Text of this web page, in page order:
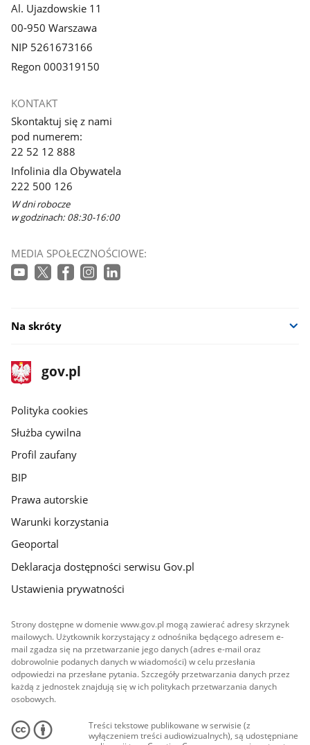
Al. Ujazdowskie 11
00-950 Warszawa
NIP 5261673166
Regon 000319150
KONTAKT
Skontaktuj się z nami
pod numerem:
22 52 12 888
Infolinia dla Obywatela
222 500 126
W dni robocze
w godzinach: 08:30-16:00
MEDIA SPOŁECZNOŚCIOWE:
Na skróty
stopka
gov.pl
Strona
gov.pl
gov.pl
Polityka cookies
Służba cywilna
Profil zaufany
BIP
Prawa autorskie
Warunki korzystania
Geoportal
Deklaracja dostępności serwisu Gov.pl
Ustawienia prywatności
Strony dostępne w domenie www.gov.pl mogą zawierać adresy skrzynek
mailowych. Użytkownik korzystający z odnośnika będącego adresem e-
mail zgadza się na przetwarzanie jego danych (adres e-mail oraz
dobrowolnie podanych danych w wiadomości) w celu przesłania
odpowiedzi na przesłane pytania. Szczegóły przetwarzania danych przez
każdą z jednostek znajdują się w ich politykach przetwarzania danych
osobowych.
Treści tekstowe publikowane w serwisie (z
wyłączeniem treści audiowizualnych), są udostępniane